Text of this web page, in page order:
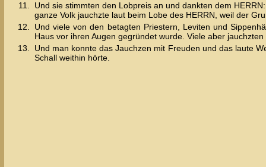
11.
Und sie stimmten den Lobpreis an und dankten dem
ganze Volk jauchzte laut beim Lobe des HERRN, weil der
12.
Und viele von den betagten Priestern, Leviten und
Haus vor ihren Augen gegründet wurde. Viele aber
13.
Und man konnte das Jauchzen mit Freuden und das laute
Schall weithin hörte.